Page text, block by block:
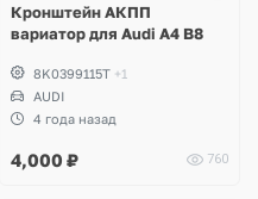
Кронштейн АКПП
вариатор для Audi A4 B8
8K0399115T +1
AUDI
4 года назад
4,000 ₽ 760